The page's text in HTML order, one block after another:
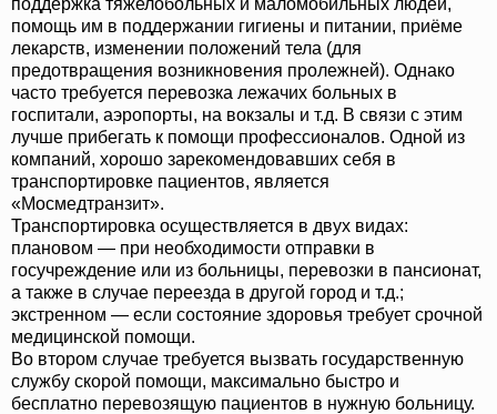
поддержка тяжелобольных и маломобильных людей,
помощь им в поддержании гигиены и питании, приёме
лекарств, изменении положений тела (для
предотвращения возникновения пролежней). Однако
часто требуется перевозка лежачих больных в
госпитали, аэропорты, на вокзалы и т.д. В связи с этим
лучше прибегать к помощи профессионалов. Одной из
компаний, хорошо зарекомендовавших себя в
транспортировке пациентов, является
«Мосмедтранзит».
Транспортировка осуществляется в двух видах:
плановом — при необходимости отправки в
госучреждение или из больницы, перевозки в пансионат,
а также в случае переезда в другой город и т.д.;
экстренном — если состояние здоровья требует срочной
медицинской помощи.
Во втором случае требуется вызвать государственную
службу скорой помощи, максимально быстро и
бесплатно перевозящую пациентов в нужную больницу.